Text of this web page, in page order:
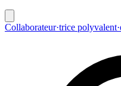
Collaborateur·trice